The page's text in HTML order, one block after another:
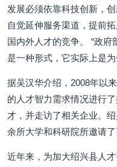
发展必须依靠科技创新，
自觉延伸服务渠道，提前
国内外人才的竞争。 “政
是一种形式，它实际上是
据吴汉华介绍，2008年以
的人才智力需求情况进行
才，并走访了相关企业。
余所大学和科研院所邀请
近年来，为加大绍兴县人